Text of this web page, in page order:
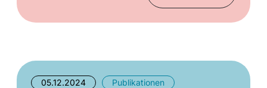
05.12.2024 Publikationen